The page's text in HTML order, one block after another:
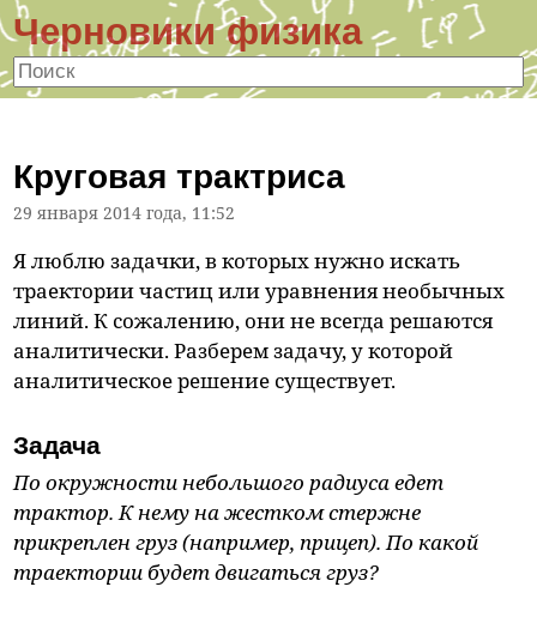
Черновики физика
Круговая трактриса
29 января 2014 года, 11:52
Я люблю задачки, в которых нужно искать
траектории частиц или уравнения необычных
линий. К сожалению, они не всегда решаются
аналитически. Разберем задачу, у которой
аналитическое решение существует.
Задача
По окружности небольшого радиуса едет
трактор. К нему на жестком стержне
прикреплен груз (например, прицеп). По какой
траектории будет двигаться груз?